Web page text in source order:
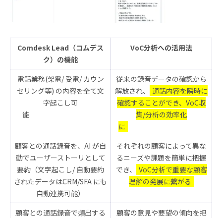
Comdesk Lead（コムデス
ク）の機能
VoC分析への活用法
電話業務(架電/ 受電/ カウン
セリング等) の内容を全て文
字起こし可
能
従来の録音データの確認から
解放され、
通話内容を瞬時に
確認することができ、VoC収
集/分析の効率化
に
顧客との通話録音を、AI が自
動でユーザーストーリとして
要約（文字起こし/ 自動要約
されたデータはCRM/SFA にも
自動連携可能）
それぞれの顧客によって異な
るニーズや課題を簡単に把握
でき、
VoC分析で重要な顧客
理解の発展に繋がる
顧客との通話録音で頻出する
顧客の意見や要望の傾向を把